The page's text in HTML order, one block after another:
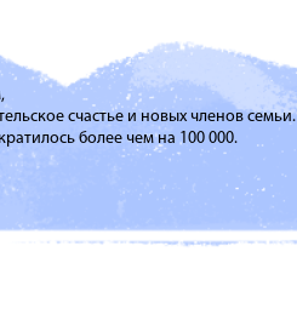
счастье и новых членов семьи.
более чем на 100 000.